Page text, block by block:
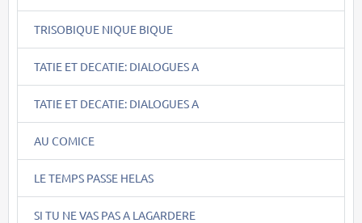
TRISOBIQUE NIQUE BIQUE
TATIE ET DECATIE: DIALOGUES A
TATIE ET DECATIE: DIALOGUES A
AU COMICE
LE TEMPS PASSE HELAS
SI TU NE VAS PAS A LAGARDERE